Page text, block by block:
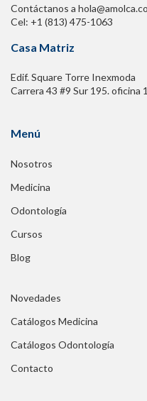
Contáctanos a
Cel: +1 (813) 475-1063
Casa Matriz
Edif. Square Torre Inexmoda
Carrera 43 #9 Sur 195. oficina
Menú
Nosotros
Medicina
Odontología
Cursos
Blog
Novedades
Catálogos Medicina
Catálogos Odontología
Contacto